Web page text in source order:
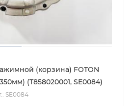
(корзина) FOTON
(T858020001, SE0084)
SE0084